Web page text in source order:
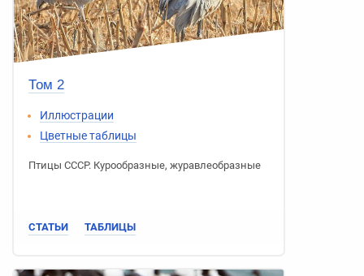
Том 2
Иллюстрации
Цветные таблицы
Птицы СССР. Курообразные, журавлеобразные
СТАТЬИ ТАБЛИЦЫ